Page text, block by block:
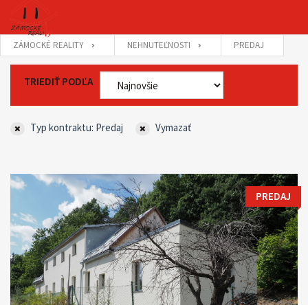
ZÁMOCKÉ REALITY NEHNUTEĽNOSTI PREDAJ
TRIEDIŤ PODĽA
Typ kontraktu: Predaj Vymazať
PREDAJ